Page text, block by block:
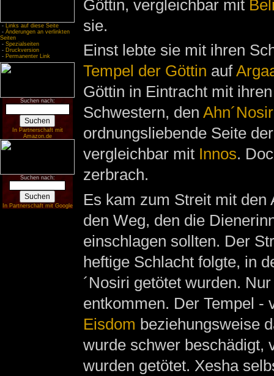
- Links auf diese Seite
- Änderungen an verlinkten
Seiten
- Spezialseiten
- Druckversion
- Permanenter Link
Suchen nach:
In Partnerschaft mit
Amazon.de
Suchen nach:
In Partnerschaft mit Google
Göttin, vergleichbar mit
sie.
Einst lebte sie mit ihren
Tempel der Göttin auf
Göttin in Eintracht mit
Schwestern, den
ordnungsliebende Seite
vergleichbar mit Innos.
zerbrach.
Es kam zum Streit mit den
den Weg, den die
einschlagen sollten. Der
heftige Schlacht folgte, in
´Nosiri getötet wurden.
entkommen. Der Tempel -
Eisdom beziehungsweise
wurde schwer beschädigt,
wurden getötet. Xesha